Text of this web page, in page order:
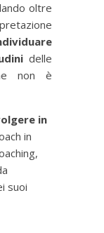
oltre
delle
non è
in
in
suoi